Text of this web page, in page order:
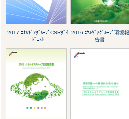
2017 ｴﾈﾙｷﾞｱｸﾞﾙｰﾌﾟCSRﾀﾞｲ
ｼﾞｪｽﾄ
2016 ｴﾈﾙｷﾞｱｸﾞﾙｰﾌﾟ環境報
告書